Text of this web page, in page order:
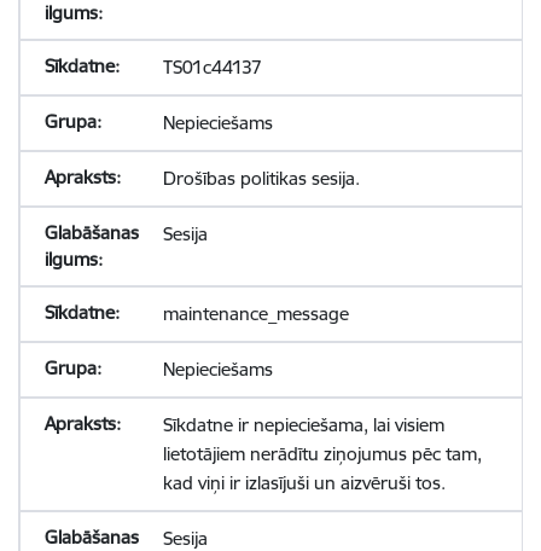
TS01c44137
Nepieciešams
Drošības politikas sesija.
Sesija
maintenance_message
Nepieciešams
Sīkdatne ir nepieciešama, lai visiem
lietotājiem nerādītu ziņojumus pēc tam,
kad viņi ir izlasījuši un aizvēruši tos.
Sesija